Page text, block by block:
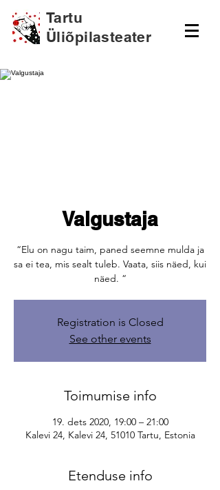
Tartu
Üliõpilasteater
Valgustaja
“Elu on nagu taim, paned seemne mulda ja
sa ei tea, mis sealt tuleb. Vaata, siis näed, kui
näed. “
Registration is Closed
See other events
Toimumise info
19. dets 2020, 19:00 – 21:00
Kalevi 24, Kalevi 24, 51010 Tartu, Estonia
Etenduse info